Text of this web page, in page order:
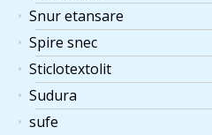
Snur etansare
Spire snec
Sticlotextolit
Sudura
sufe